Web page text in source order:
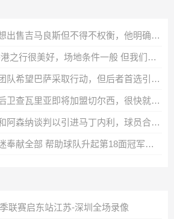
纽卡总监：我们不想出售吉马良斯但不得不权衡，他明确说出了意愿
若纳坦·塔：中国香港之行很美好，场地条件一般 但我们踢得不错
记者：罗梅罗经纪团队希望巴萨采取行动，但后者首选引进罗德里
莫雷托：巴列卡诺后卫查瓦里亚即将加盟切尔西，很快就会官方宣布
记者：加拉塔萨雷和阿森纳谈判以引进马丁内利，球员合同明夏到期
扎威：想为湖人球迷奉献全部 帮助球队升起第18面冠军旗帜
联赛启东站江苏-深圳全场录像